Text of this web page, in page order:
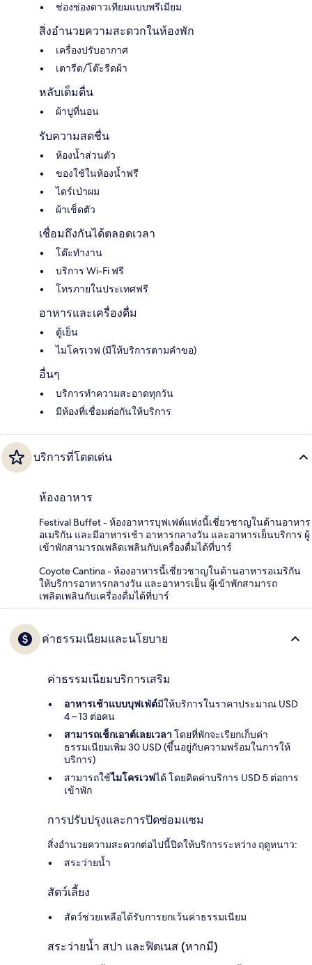
ช่องช่องดาวเทียมแบบพรีเมียม
สิ่งอำนวยความสะดวกในห้องพัก
เครื่องปรับอากาศ
เตารีด/โต๊ะรีดผ้า
หลับเต็มตื่น
ผ้าปูที่นอน
รับความสดชื่น
ห้องน้ำส่วนตัว
ของใช้ในห้องน้ำฟรี
ไดร์เป่าผม
ผ้าเช็ดตัว
เชื่อมถึงกันได้ตลอดเวลา
โต๊ะทำงาน
บริการ Wi-Fi ฟรี
โทรภายในประเทศฟรี
อาหารและเครื่องดื่ม
ตู้เย็น
ไมโครเวฟ (มีให้บริการตามคำขอ)
อื่นๆ
บริการทำความสะอาดทุกวัน
มีห้องที่เชื่อมต่อกันให้บริการ
บริการที่โดดเด่น
ห้องอาหาร
Festival Buffet - ห้องอาหารบุฟเฟต์แห่งนี้เชี่ยวชาญในด้านอาหาร
อเมริกัน และมีอาหารเช้า อาหารกลางวัน และอาหารเย็นบริการ ผู้
เข้าพักสามารถเพลิดเพลินกับเครื่องดื่มได้ที่บาร์
Coyote Cantina - ห้องอาหารนี้เชี่ยวชาญในด้านอาหารอเมริกัน
ให้บริการอาหารกลางวัน และอาหารเย็น ผู้เข้าพักสามารถ
เพลิดเพลินกับเครื่องดื่มได้ที่บาร์
ค่าธรรมเนียมและนโยบาย
ค่าธรรมเนียมบริการเสริม
อาหารเช้าแบบบุฟเฟ่ต์มีให้บริการในราคาประมาณ USD
4 – 13 ต่อคน
สามารถเช็กเอาต์เลยเวลา โดยที่พักจะเรียกเก็บค่า
ธรรมเนียมเพิ่ม 30 USD (ขึ้นอยู่กับความพร้อมในการให้
บริการ)
สามารถใช้ไมโครเวฟได้ โดยคิดค่าบริการ USD 5 ต่อการ
เข้าพัก
การปรับปรุงและการปิดซ่อมแซม
สิ่งอำนวยความสะดวกต่อไปนี้ปิดให้บริการระหว่าง ฤดูหนาว:
สระว่ายน้ำ
สัตว์เลี้ยง
สัตว์ช่วยเหลือได้รับการยกเว้นค่าธรรมเนียม
สระว่ายน้ำ สปา และฟิตเนส (หากมี)